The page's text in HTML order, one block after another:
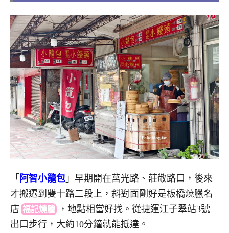
「 阿智小籠包 」早期開在莒光路、莊敬路口，後來
才搬遷到雙十路二段上，斜對面剛好是板橋燒臘名
店 福記燒臘 ， 地點相當好找。從捷運江子翠站3號
出口步行，大約10分鐘就能抵達。